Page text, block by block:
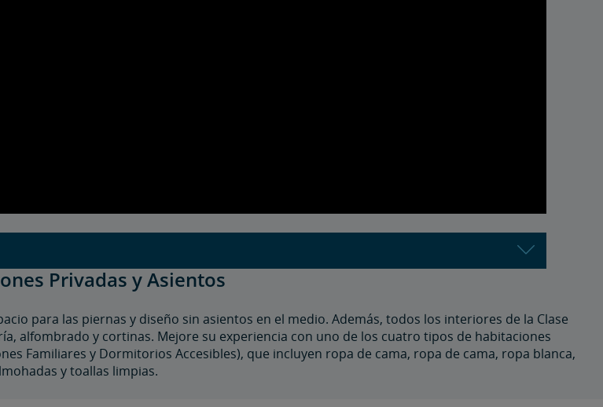
Washington, D. C., y Orlando,
Privadas y Asientos
para las piernas y diseño sin asientos en el medio. Además, todos los interiores de la Clase
alfombrado y cortinas. Mejore su experiencia con uno de los cuatro tipos de habitaciones
Familiares y Dormitorios Accesibles), que incluyen ropa de cama, ropa de cama, ropa blanca,
y toallas limpias.